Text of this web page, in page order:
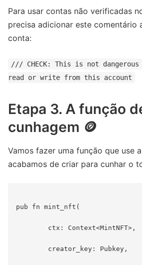
Para usar contas não verificadas
precisa adicionar este comentário
conta:
/// CHECK: This is not dangerous
read or write from this account
Etapa 3. A função
cunhagem 🪙
Vamos fazer uma função que use
acabamos de criar para cunhar o
pub fn mint_nft(
ctx: Context<MintNFT>,
creator_key: Pubkey,